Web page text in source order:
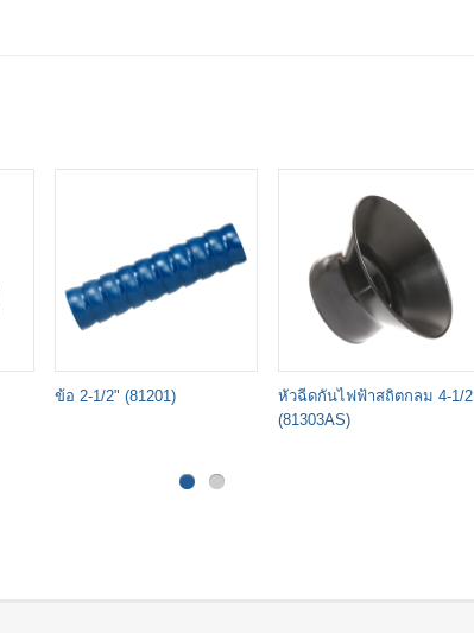
ข้อ 2-1/2" (81201)
หัวฉีดกันไฟฟ้าสถิตกลม 4-1/2
(81303AS)